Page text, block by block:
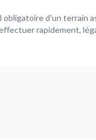
obligatoire d'un terrain
villa ancienne , à effectuer